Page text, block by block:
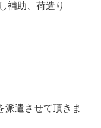
補助、荷造り
派遣させて頂きま